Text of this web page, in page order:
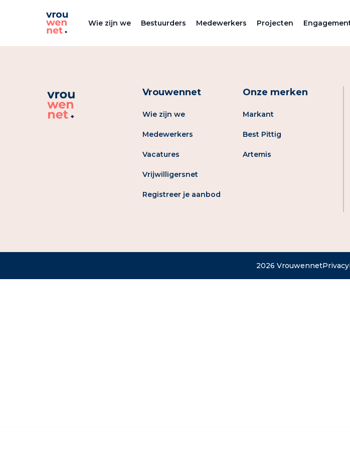
Wie zijn we Bestuurders Medewerkers Projecten
Vrouwennet
Wie zijn we
Medewerkers
Vacatures
Vrijwilligersnet
Registreer je aanbod
Onze merken
Markant
Best Pittig
Artemis
2026 Vrouwennet